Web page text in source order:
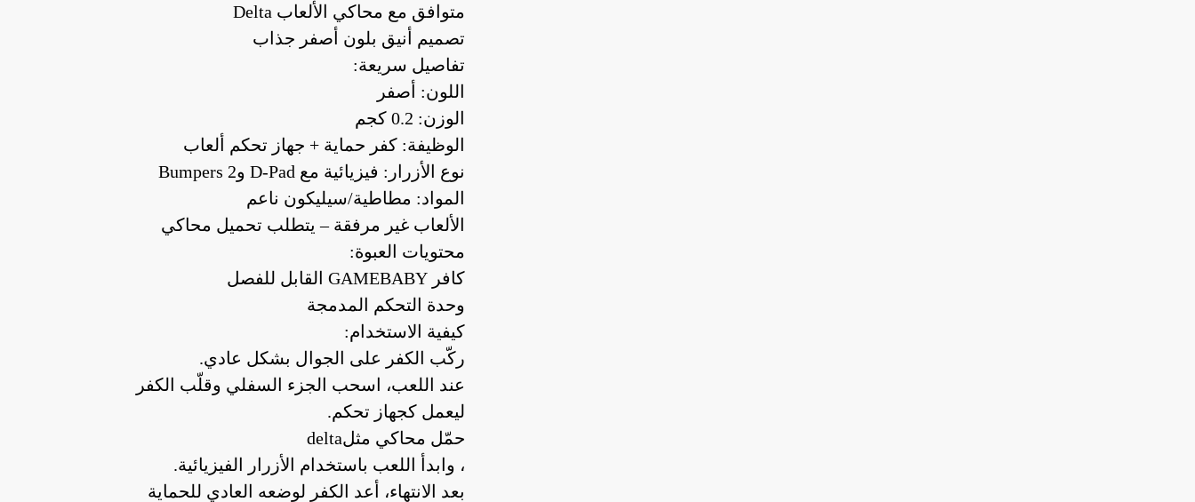
متوافق مع محاكي الألعاب Delta
تصميم أنيق بلون أصفر جذاب
تفاصيل سريعة:
اللون: أصفر
الوزن: 0.2 كجم
الوظيفة: كفر حماية + جهاز تحكم ألعاب
نوع الأزرار: فيزيائية مع D-Pad و2 Bumpers
المواد: مطاطية/سيليكون ناعم
الألعاب غير مرفقة – يتطلب تحميل محاكي
محتويات العبوة:
كافر GAMEBABY القابل للفصل
وحدة التحكم المدمجة
كيفية الاستخدام:
ركّب الكفر على الجوال بشكل عادي.
عند اللعب، اسحب الجزء السفلي وقلّب الكفر
ليعمل كجهاز تحكم.
حمّل محاكي مثلdelta
، وابدأ اللعب باستخدام الأزرار الفيزيائية.
بعد الانتهاء، أعد الكفر لوضعه العادي للحماية